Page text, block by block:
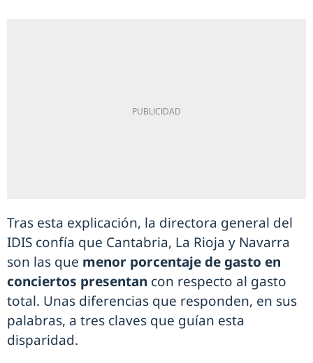
Tras esta explicación, la directora general del
IDIS confía que Cantabria, La Rioja y Navarra
son las que menor porcentaje de gasto en
conciertos presentan con respecto al gasto
total. Unas diferencias que responden, en sus
palabras, a tres claves que guían esta
disparidad.